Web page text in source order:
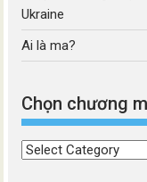
Ukraine
Ai là ma?
Chọn chương
Chọn